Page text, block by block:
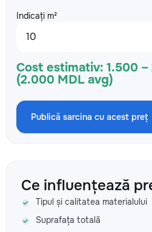
Indicați m²
Cost estimativ: 1.500
(2.000 MDL avg)
Publică sarcina cu acest preț
Ce influențează
Tipul și calitatea materialului
Suprafața totală